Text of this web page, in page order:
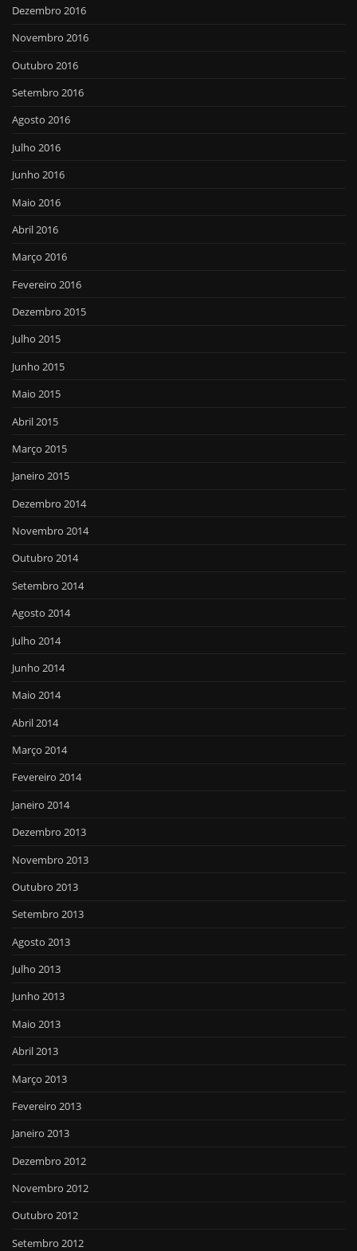
Dezembro 2016
Novembro 2016
Outubro 2016
Setembro 2016
Agosto 2016
Julho 2016
Junho 2016
Maio 2016
Abril 2016
Março 2016
Fevereiro 2016
Dezembro 2015
Julho 2015
Junho 2015
Maio 2015
Abril 2015
Março 2015
Janeiro 2015
Dezembro 2014
Novembro 2014
Outubro 2014
Setembro 2014
Agosto 2014
Julho 2014
Junho 2014
Maio 2014
Abril 2014
Março 2014
Fevereiro 2014
Janeiro 2014
Dezembro 2013
Novembro 2013
Outubro 2013
Setembro 2013
Agosto 2013
Julho 2013
Junho 2013
Maio 2013
Abril 2013
Março 2013
Fevereiro 2013
Janeiro 2013
Dezembro 2012
Novembro 2012
Outubro 2012
Setembro 2012